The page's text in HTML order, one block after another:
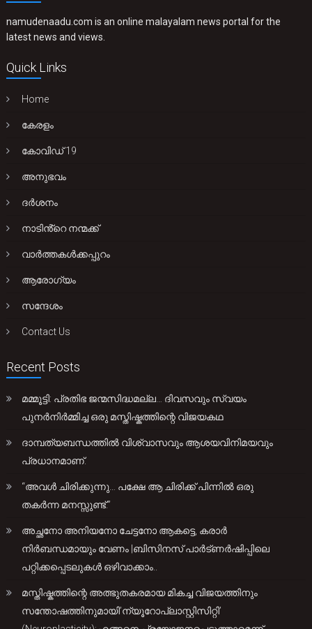
namudenaadu.com is an online malayalam news portal for the
latest news and views.
Quick Links
Home
കേരളം
കോവിഡ് 19
അനുഭവം
ദർശനം
നാടിൻ്റെ നന്മക്ക്
വാർത്തകൾക്കപ്പുറം
ആരോഗ്യം
സന്ദേശം
Contact Us
Recent Posts
മമ്മൂട്ടി: പ്രതിഭ ജന്മസിദ്ധമല്ല… ദിവസവും സ്വയം
പുനർനിർമ്മിച്ച ഒരു മസ്തിഷ്കത്തിന്റെ വിജയകഥ
ദാമ്പത്യബന്ധത്തിൽ വിശ്വാസവും ആശയവിനിമയവും
പ്രധാനമാണ്.
“അവൾ ചിരിക്കുന്നു… പക്ഷേ ആ ചിരിക്ക് പിന്നിൽ ഒരു
തകർന്ന മനസ്സുണ്ട്.”
അച്ഛനോ അനിയനോ ചേട്ടനോ ആകട്ടെ, കരാർ
നിർബന്ധമായും വേണം |ബിസിനസ് പാർട്ണർഷിപ്പിലെ
പറ്റിക്കപ്പെടലുകൾ ഒഴിവാക്കാം..
മസ്തിഷ്കത്തിന്റെ അത്ഭുതകരമായ മികച്ച വിജയത്തിനും
സന്തോഷത്തിനുമായി’ന്യൂറോപ്ലാസ്റ്റിസിറ്റി’